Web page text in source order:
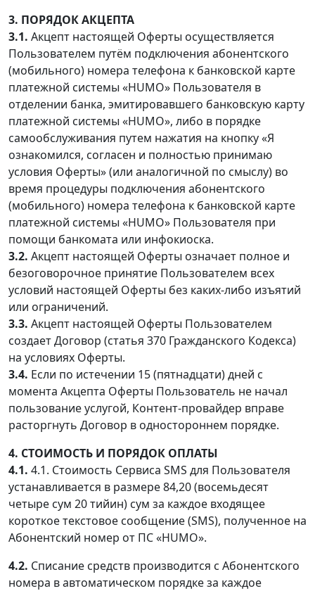
3. ПОРЯДОК АКЦЕПТА
3.1. Акцепт настоящей Оферты осуществляется
Пользователем путём подключения абонентского
(мобильного) номера телефона к банковской карте
платежной системы «HUMO» Пользователя в
отделении банка, эмитировавшего банковскую карту
платежной системы «HUMO», либо в порядке
самообслуживания путем нажатия на кнопку «Я
ознакомился, согласен и полностью принимаю
условия Оферты» (или аналогичной по смыслу) во
время процедуры подключения абонентского
(мобильного) номера телефона к банковской карте
платежной системы «HUMO» Пользователя при
помощи банкомата или инфокиоска.
3.2. Акцепт настоящей Оферты означает полное и
безоговорочное принятие Пользователем всех
условий настоящей Оферты без каких-либо изъятий
или ограничений.
3.3. Акцепт настоящей Оферты Пользователем
создает Договор (статья 370 Гражданского Кодекса)
на условиях Оферты.
3.4. Если по истечении 15 (пятнадцати) дней с
момента Акцепта Оферты Пользователь не начал
пользование услугой, Контент-провайдер вправе
расторгнуть Договор в одностороннем порядке.
4. СТОИМОСТЬ И ПОРЯДОК ОПЛАТЫ
4.1. 4.1. Стоимость Сервиса SMS для Пользователя
устанавливается в размере 84,20 (восемьдесят
четыре сум 20 тийин) сум за каждое входящее
короткое текстовое сообщение (SMS), полученное на
Абонентский номер от ПС «HUMO».
4.2. Списание средств производится с Абонентского
номера в автоматическом порядке за каждое